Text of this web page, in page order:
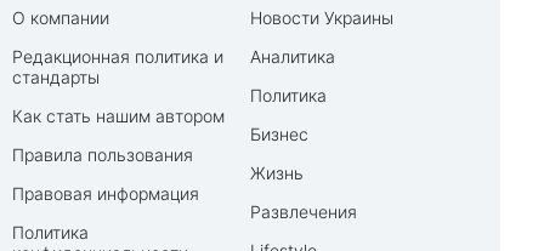
О компании
Редакционная политика и
стандарты
Как стать нашим автором
Правила пользования
Правовая информация
Политика
Новости Украины
Аналитика
Политика
Бизнес
Жизнь
Развлечения